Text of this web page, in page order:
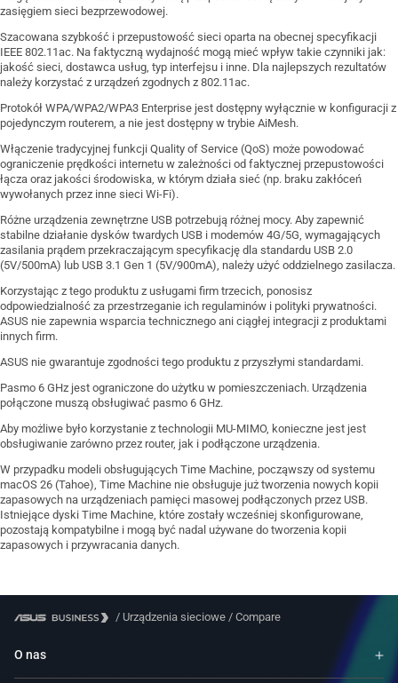
zasięgiem sieci bezprzewodowej.
Szacowana szybkość i przepustowość sieci oparta na obecnej specyfikacji
IEEE 802.11ac. Na faktyczną wydajność mogą mieć wpływ takie czynniki jak:
jakość sieci, dostawca usług, typ interfejsu i inne. Dla najlepszych rezultatów
należy korzystać z urządzeń zgodnych z 802.11ac.
Protokół WPA/WPA2/WPA3 Enterprise jest dostępny wyłącznie w konfiguracji z
pojedynczym routerem, a nie jest dostępny w trybie AiMesh.
Włączenie tradycyjnej funkcji Quality of Service (QoS) może powodować
ograniczenie prędkości internetu w zależności od faktycznej przepustowości
łącza oraz jakości środowiska, w którym działa sieć (np. braku zakłóceń
wywołanych przez inne sieci Wi-Fi).
Różne urządzenia zewnętrzne USB potrzebują różnej mocy. Aby zapewnić
stabilne działanie dysków twardych USB i modemów 4G/5G, wymagających
zasilania prądem przekraczającym specyfikację dla standardu USB 2.0
(5V/500mA) lub USB 3.1 Gen 1 (5V/900mA), należy użyć oddzielnego zasilacza.
Korzystając z tego produktu z usługami firm trzecich, ponosisz
odpowiedzialność za przestrzeganie ich regulaminów i polityki prywatności.
ASUS nie zapewnia wsparcia technicznego ani ciągłej integracji z produktami
innych firm.
ASUS nie gwarantuje zgodności tego produktu z przyszłymi standardami.
Pasmo 6 GHz jest ograniczone do użytku w pomieszczeniach. Urządzenia
połączone muszą obsługiwać pasmo 6 GHz.
Aby możliwe było korzystanie z technologii MU-MIMO, konieczne jest jest
obsługiwanie zarówno przez router, jak i podłączone urządzenia.
W przypadku modeli obsługujących Time Machine, począwszy od systemu
macOS 26 (Tahoe), Time Machine nie obsługuje już tworzenia nowych kopii
zapasowych na urządzeniach pamięci masowej podłączonych przez USB.
Istniejące dyski Time Machine, które zostały wcześniej skonfigurowane,
pozostają kompatybilne i mogą być nadal używane do tworzenia kopii
zapasowych i przywracania danych.
/ Urządzenia sieciowe / Compare
O nas